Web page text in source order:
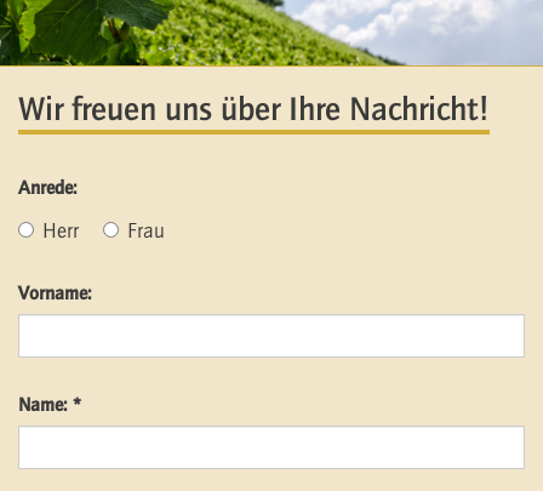
Wir freuen uns über Ihre Nachricht!
Anrede:
Herr Frau
Vorname:
Name: *